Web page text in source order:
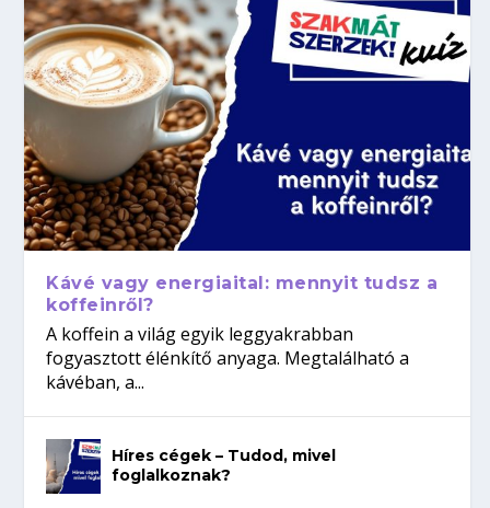
Kávé vagy energiaital: mennyit tudsz a
koffeinről?
A koffein a világ egyik leggyakrabban
fogyasztott élénkítő anyaga. Megtalálható a
kávéban, a...
Híres cégek – Tudod, mivel
foglalkoznak?